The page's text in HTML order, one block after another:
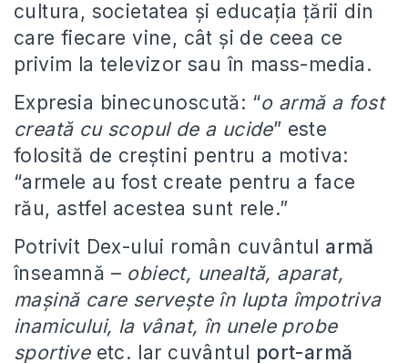
cultura, societatea și educația țării din
care fiecare vine, cât și de ceea ce
privim la televizor sau în mass-media.
Expresia binecunoscută: “o armă a fost
creată cu scopul de a ucide” este
folosită de creștini pentru a motiva:
“armele au fost create pentru a face
rău, astfel acestea sunt rele.”
Potrivit Dex-ului român cuvântul armă
înseamnă – obiect, unealtă, aparat,
mașină care servește în lupta împotriva
inamicului, la vânat, în unele probe
sportiveetc. Iar cuvântul port-armă